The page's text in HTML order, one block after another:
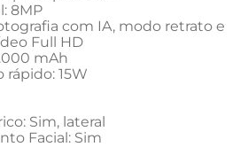
8MP
com IA, modo retrato e
Full HD
mAh
15W
Sim, lateral
Facial: Sim